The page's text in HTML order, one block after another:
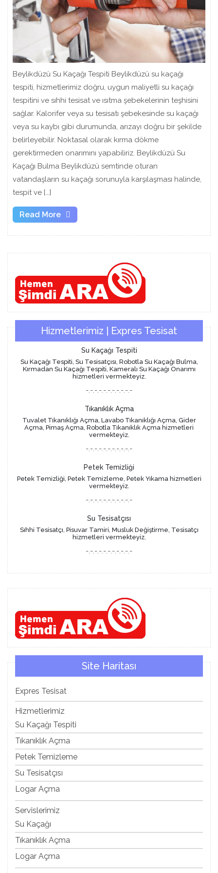
Beylikdüzü Su Kaçağı Tespiti Beylikdüzü su kaçağı
tespiti, hizmetlerimiz doğru, uygun maliyetli su kaçağı
tespitini ve sıhhi tesisat ve ısıtma şebekelerinin teşhisini
sağlar. Kalorifer veya su tesisatı şebekesinde su kaçağı
veya su kaybı gibi durumunda, arızayı doğru bir şekilde
belirleyebilir. Noktasal olarak kırma dökme
gerektirmeden onarımını yapabiliriz. Beylikdüzü Su
Kaçağı Bulma Beylikdüzü semtinde oturan
vatandaşların su kaçağı sorunuyla karşılaşması halinde,
tespit ve […]
Read More
Hizmetlerimiz | Expres Tesisat
Su Kaçağı Tespiti
Su Kaçağı Tespiti, Su Tesisatçısı, Robotla Su Kaçağı Bulma,
Kırmadan Su Kaçağı Tespiti, Kameralı Su Kaçağı Onarımı
hizmetleri vermekteyiz.
-.-.-.-.-.-.-.-.-.-.-
Tıkanıklık Açma
Tuvalet Tıkanıklığı Açma, Lavabo Tıkanıklığı Açma, Gider
Açma, Pimaş Açma, Robotla Tıkanıklık Açma hizmetleri
vermekteyiz.
-.-.-.-.-.-.-.-.-.-.-
Petek Temizliği
Petek Temizliği, Petek Temizleme, Petek Yıkama hizmetleri
vermekteyiz.
-.-.-.-.-.-.-.-.-.-.-
Su Tesisatçısı
Sıhhi Tesisatçı, Pisuvar Tamiri, Musluk Değiştirme, Tesisatçı
hizmetleri vermekteyiz.
-.-.-.-.-.-.-.-.-.-.-
Site Haritası
Expres Tesisat
Hizmetlerimiz
Su Kaçağı Tespiti
Tıkanıklık Açma
Petek Temizleme
Su Tesisatçısı
Logar Açma
Servislerimiz
Su Kaçağı
Tıkanıklık Açma
Logar Açma